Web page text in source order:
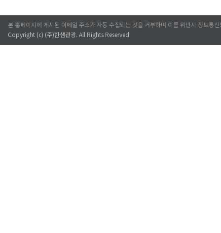
본 홈페이지에 게시된 이메일 주소가 자동 수집되는 것을 거부하며 이를 위반시 정보통
Copyright (c) (주)한샘관광. All Rights Reserved.